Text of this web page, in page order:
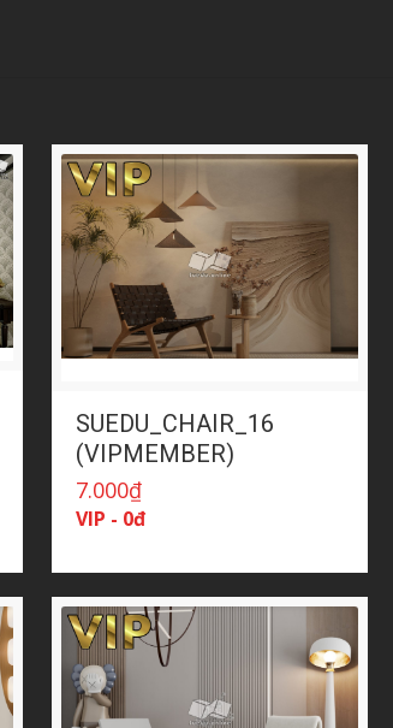
SUEDU_CHAIR_16
(VIPMEMBER)
7.000₫
VIP - 0đ